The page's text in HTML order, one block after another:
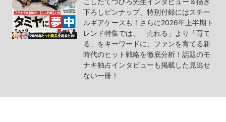
下ろしピンナップ、特別付録にはスチー
ルギアケースも！さらに2026年上半期ト
レンド特集では、「売れる」より「育て
る」をキーワードに、ファンを育てる新
時代のヒット戦略を徹底分析！話題のモ
ナキ独占インタビューも掲載した見逃せ
ない一冊！